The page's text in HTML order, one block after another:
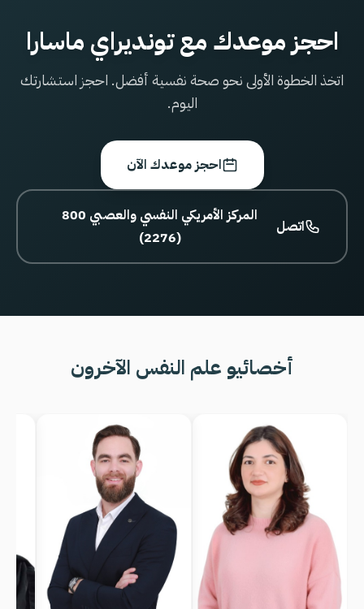
احجز موعدك مع تونديراي ماسارا
اتخذ الخطوة الأولى نحو صحة نفسية أفضل. احجز استشارتك
اليوم.
احجز موعدك الآن
اتصل
800 المركز الأمريكي النفسي والعصبي
(2276)
أخصائيو علم النفس الآخرون